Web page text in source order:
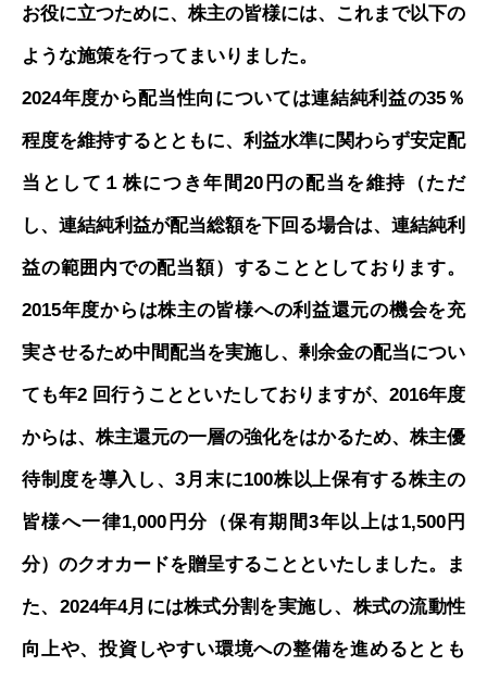
お役に立つために、株主の皆様には、これまで以下の
ような施策を行ってまいりました。
2024年度から配当性向については連結純利益の35％
程度を維持するとともに、利益水準に関わらず安定配
当として１株につき年間20円の配当を維持（ただ
し、連結純利益が配当総額を下回る場合は、連結純利
益の範囲内での配当額）することとしております。
2015年度からは株主の皆様への利益還元の機会を充
実させるため中間配当を実施し、剰余金の配当につい
ても年2 回行うことといたしておりますが、2016年度
からは、株主還元の一層の強化をはかるため、株主優
待制度を導入し、3月末に100株以上保有する株主の
皆様へ一律1,000円分（保有期間3年以上は1,500円
分）のクオカードを贈呈することといたしました。ま
た、2024年4月には株式分割を実施し、株式の流動性
向上や、投資しやすい環境への整備を進めるととも